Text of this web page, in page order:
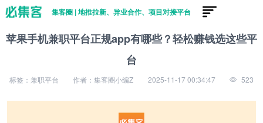
集客圈 | 地推拉新、异业合作、项目对接平台
苹果手机兼职平台正规app有哪些？轻松赚钱选这些平
台
标签：兼职平台 作者：集客圈小编Z 2025-11-17 00:34:47 523